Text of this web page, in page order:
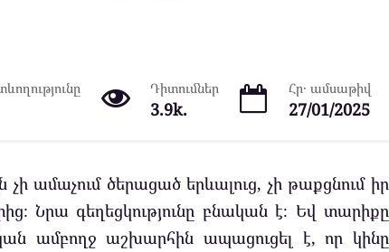
Դիտումներ
3.9k.
Հր․ ամսաթիվ
27/01/2025
չի ամաչում ծերացած երևալուց, չի թաքցնում իր
Նրա գեղեցկությունը բնական է։ Եվ տարիքը
ամբողջ աշխարհին ապացուցել է, որ կինը